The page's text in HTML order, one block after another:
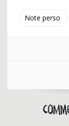
Note perso